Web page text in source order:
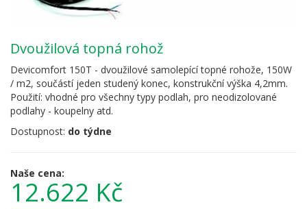
dvoužilová topná rohož
Devicomfort 150T - dvoužilové samolepící topné rohože, 150W
/ m2, součástí jeden studený konec, konstrukční výška 4,2mm.
Použití: vhodné pro všechny typy podlah, pro neodizolované
podlahy - koupelny atd.
Dostupnost: do týdne
Naše cena:
12.622 Kč